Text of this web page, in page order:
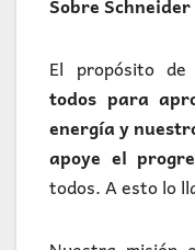
El propósito de
todos para
energía y
apoye el
todos. A esto lo